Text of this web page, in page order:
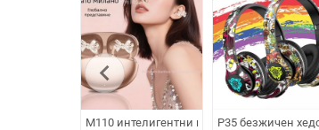
M110 интелигентни преводни Bluetooth
P35 безжичен
chevron_left